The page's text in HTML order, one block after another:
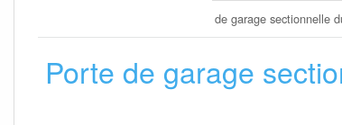
Porte de garage sectionnelle
Porte de garage